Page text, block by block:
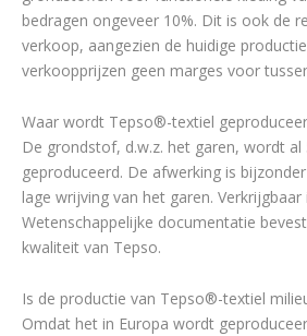
bedragen ongeveer 10%. Dit is ook de
verkoop, aangezien de huidige
verkoopprijzen geen marges voor
Waar wordt Tepso®-textiel
De grondstof, d.w.z. het garen, wordt
geproduceerd. De afwerking is
lage wrijving van het garen.
Wetenschappelijke documentatie
kwaliteit van Tepso.
Is de productie van Tepso®-textiel
Omdat het in Europa wordt